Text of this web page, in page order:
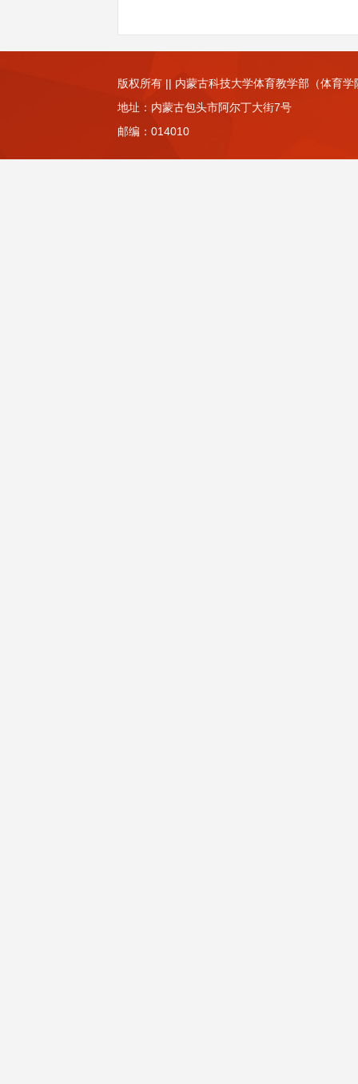
版权所有 || 内蒙古科技大学体育教学部（体育学
地址：内蒙古包头市阿尔丁大街7号
邮编： 014010